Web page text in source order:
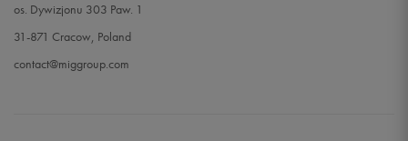
os. Dywizjonu 303 Paw. 1
31-871 Cracow, Poland
contact@miggroup.com